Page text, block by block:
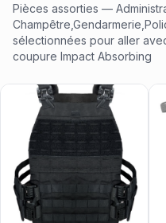
Pièces assorties —
sélectionnées pour aller
coupure Impact Absorbing